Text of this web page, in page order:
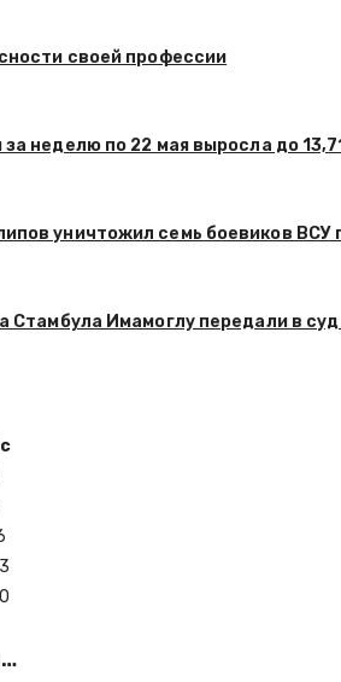
своей профессии
неделю по 22 мая выросла до
уничтожил семь боевиков
Стамбула Имамоглу передали в